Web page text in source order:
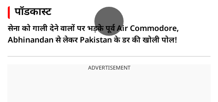
पॉडकास्ट
सेना को गाली देने वालों पर भड़के पूर्व Air Commodore,
Abhinandan से लेकर Pakistan के डर की खोली पोल!
ADVERTISEMENT